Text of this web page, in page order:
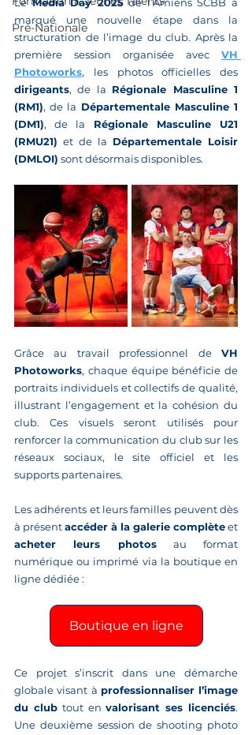
Pré-Nationale
marqué une nouvelle étape dans la
structuration de l’image du club. Après la
première session organisée avec VH
Photoworks
dirigeants, de la Régionale Masculine 1
(RM1), de la Départementale Masculine 1
(DM1), de la Régionale Masculine U21
(RMU21) et de la Départementale Loisir
(DMLOI) sont désormais disponibles.
Grâce au travail professionnel de VH
Photoworks, chaque équipe bénéficie de
portraits individuels et collectifs de qualité,
illustrant l’engagement et la cohésion du
club. Ces visuels seront utilisés pour
renforcer la communication du club sur les
réseaux sociaux, le site officiel et les
supports partenaires.
Les adhérents et leurs familles peuvent dès
à présent accéder à la galerie complète
acheter leurs photos au format
numérique ou imprimé via la boutique en
ligne dédiée :
Boutique en ligne
Ce projet s’inscrit dans une démarche
globale visant à professionnaliser l’image
du club tout en valorisant ses licenciés.
Une deuxième session de shooting photo